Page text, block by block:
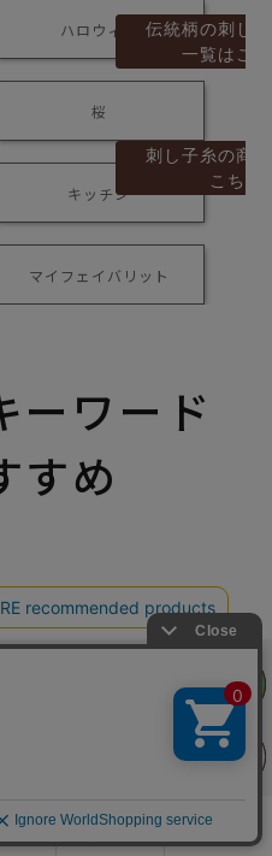
ド 店舗情報 ログイン
フェア
ハロウィン
桜
キッチン
マイフェイバリット
伝統柄の刺し
一覧はこ
刺し子糸の商
こちら
ーワード
すめ
フェア
土
6 7
8